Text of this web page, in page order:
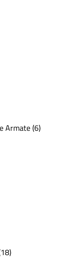
Armate (6)